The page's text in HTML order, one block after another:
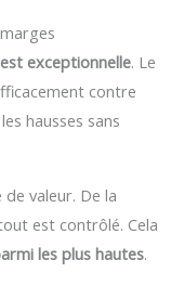
exceptionnelle. Le
contre
hausses sans
de valeur. De la
est contrôlé. Cela
les plus hautes.